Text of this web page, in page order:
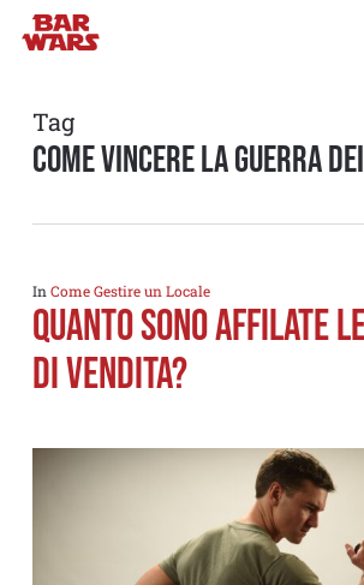
Skip
content
Tag
come vincere la guerra
In Come Gestire un Locale
Quanto sono affilate
di vendita?